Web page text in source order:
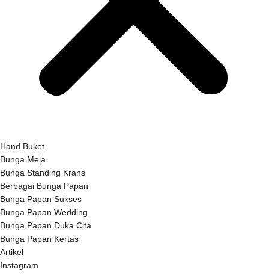
Hand Buket
Bunga Meja
Bunga Standing Krans
Berbagai Bunga Papan
Bunga Papan Sukses
Bunga Papan Wedding
Bunga Papan Duka Cita
Bunga Papan Kertas
Artikel
Instagram